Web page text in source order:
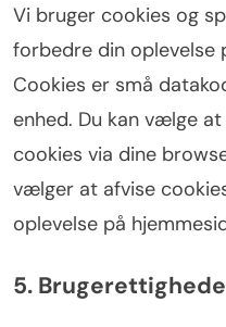
Vi bruger cookies og
forbedre din oplevelse
Cookies er små
enhed. Du kan vælge
cookies via dine
vælger at afvise
oplevelse på
5.